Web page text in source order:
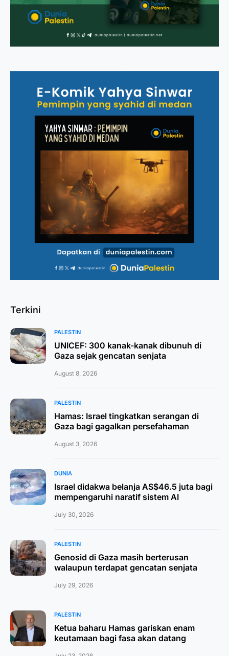
Terkini
PALESTIN
UNICEF: 300 kanak-kanak dibunuh di
Gaza sejak gencatan senjata
August 8, 2026
PALESTIN
Hamas: Israel tingkatkan serangan di
Gaza bagi gagalkan persefahaman
August 3, 2026
DUNIA
Israel didakwa belanja AS$46.5 juta bagi
mempengaruhi naratif sistem AI
July 30, 2026
PALESTIN
Genosid di Gaza masih berterusan
walaupun terdapat gencatan senjata
July 29, 2026
PALESTIN
Ketua baharu Hamas gariskan enam
keutamaan bagi fasa akan datang